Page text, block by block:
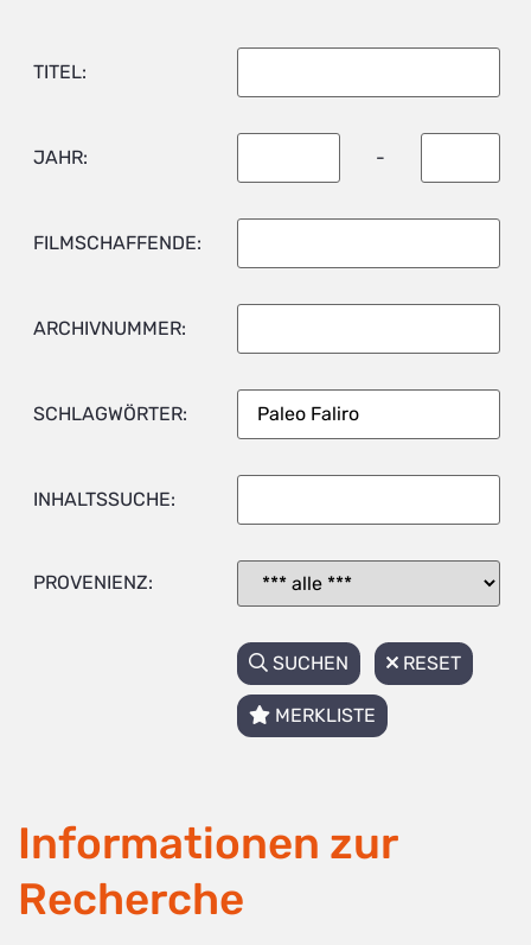
TITEL:
JAHR: -
FILMSCHAFFENDE:
ARCHIVNUMMER:
SCHLAGWÖRTER:
INHALTSSUCHE:
PROVENIENZ:
SUCHEN RESET
MERKLISTE
Informationen zur
Recherche